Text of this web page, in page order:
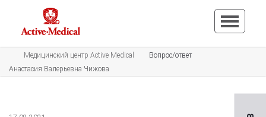
Медицинский центр Active Medical
Вопрос/ответ
Анастасия Валерьевна Чижова